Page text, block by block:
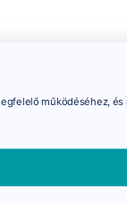
működéséhez,